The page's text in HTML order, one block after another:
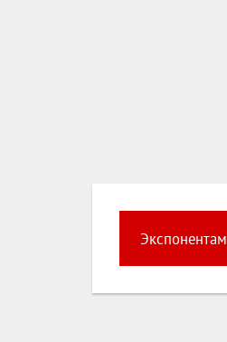
Экспонентам